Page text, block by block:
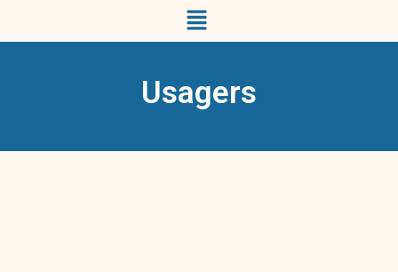
Usagers